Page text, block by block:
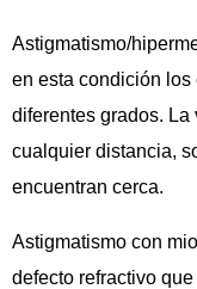
Astigmatismo/
en esta condición
diferentes grados.
cualquier distancia,
encuentran cerca.
Astigmatismo con
defecto refractivo